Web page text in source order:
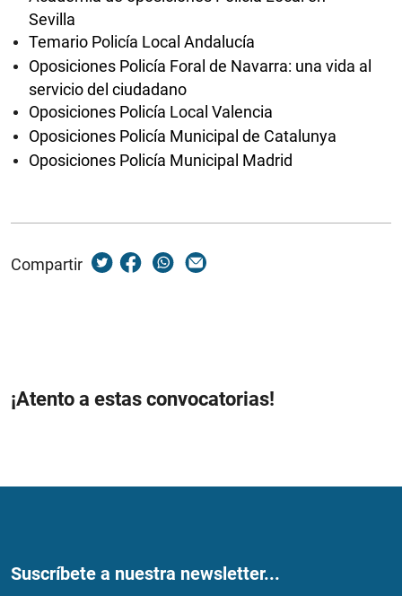
Sevilla
Temario Policía Local Andalucía
Oposiciones Policía Foral de Navarra: una vida al
servicio del ciudadano
Oposiciones Policía Local Valencia
Oposiciones Policía Municipal de Catalunya
Oposiciones Policía Municipal Madrid
Compartir
¡Atento a estas convocatorias!
Suscríbete a nuestra newsletter...